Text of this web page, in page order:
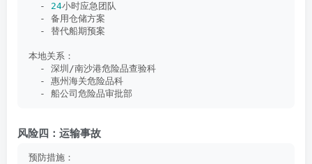
  -
24小时应急团队
  - 备用仓储方案
  - 替代船期预案
本地关系：
  - 深圳/南沙港危险品查验科
  - 惠州海关危险品科
  - 船公司危险品审批部
风险四：运输事故
预防措施：